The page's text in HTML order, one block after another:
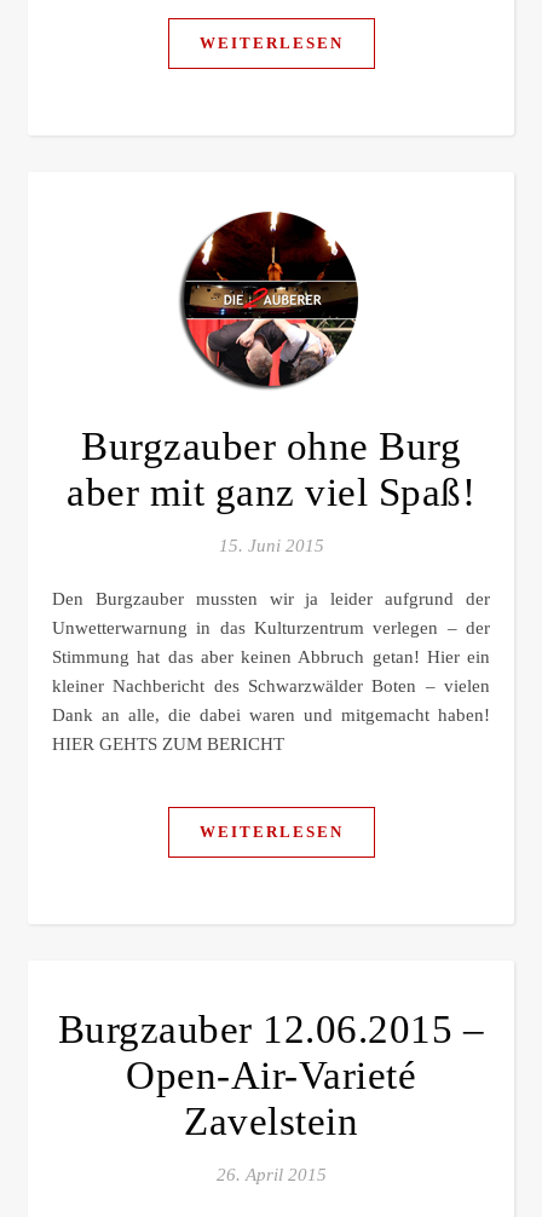
WEITERLESEN
Burgzauber ohne Burg
aber mit ganz viel Spaß!
15. Juni 2015
Den Burgzauber mussten wir ja leider aufgrund der
Unwetterwarnung in das Kulturzentrum verlegen – der
Stimmung hat das aber keinen Abbruch getan! Hier ein
kleiner Nachbericht des Schwarzwälder Boten – vielen
Dank an alle, die dabei waren und mitgemacht haben!
HIER GEHTS ZUM BERICHT
WEITERLESEN
Burgzauber 12.06.2015 –
Open-Air-Varieté
Zavelstein
26. April 2015